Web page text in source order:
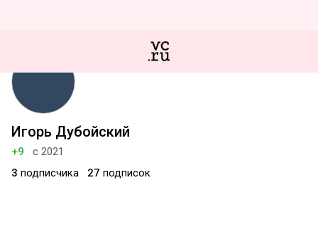
Игорь Дубойский
+9
с 2021
3 подписчика 27 подписок